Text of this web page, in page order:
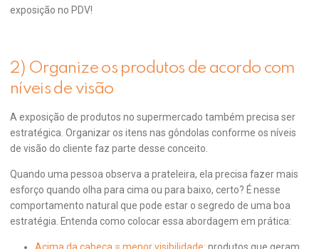
exposição no PDV!
2) Organize os produtos de acordo com
níveis de visão
A exposição de produtos no supermercado também precisa ser
estratégica. Organizar os itens nas gôndolas conforme os níveis
de visão do cliente faz parte desse conceito.
Quando uma pessoa observa a prateleira, ela precisa fazer mais
esforço quando olha para cima ou para baixo, certo? É nesse
comportamento natural que pode estar o segredo de uma boa
estratégia. Entenda como colocar essa abordagem em prática: